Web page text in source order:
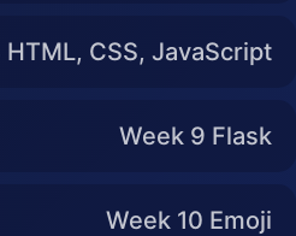
CSS, JavaScript
Week 9 Flask
Week 10 Emoji